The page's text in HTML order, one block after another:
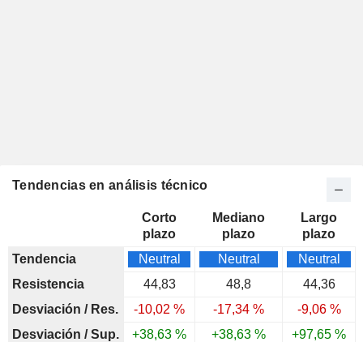
Tendencias en análisis técnico
Corto
plazo
Mediano
plazo
Largo
plazo
Tendencia
Neutral Neutral
Neutral
Resistencia
44,83 48,8
44,36
Desviación / Res.
-10,02 % -17,34 %
-9,06 %
Desviación / Sup.
+38,63 % +38,63 %
+97,65 %